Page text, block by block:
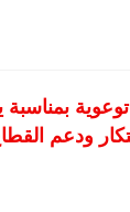
بمناسبة
ودعم